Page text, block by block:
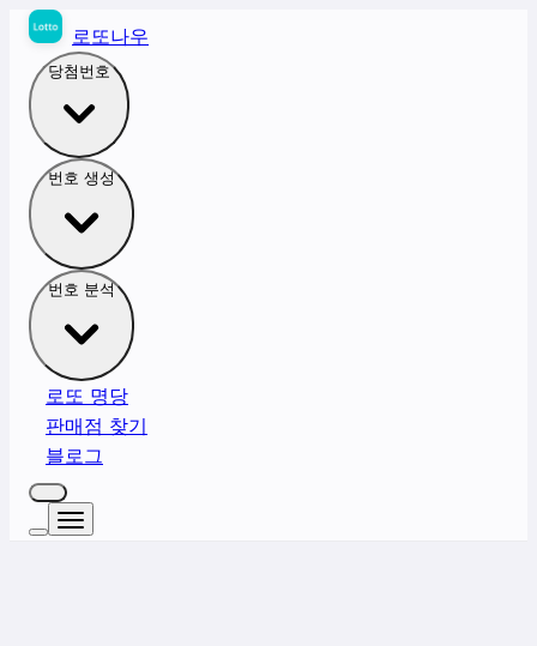
로또나우
당첨번호
번호 생성
번호 분석
로또 명당
판매점 찾기
블로그